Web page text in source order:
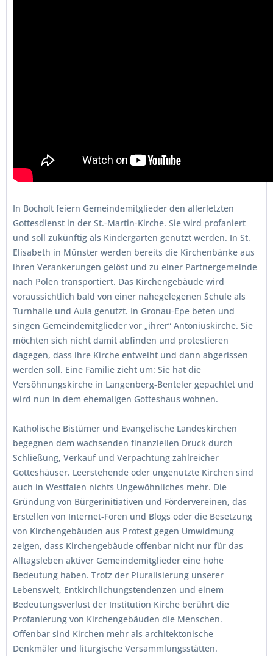
In Bocholt feiern Gemeindemitglieder den allerletzten
Gottesdienst in der St.-Martin-Kirche. Sie wird profaniert
und soll zukünftig als Kindergarten genutzt werden. In St.
Elisabeth in Münster werden bereits die Kirchenbänke aus
ihren Verankerungen gelöst und zu einer Partnergemeinde
nach Polen transportiert. Das Kirchengebäude wird
voraussichtlich bald von einer nahegelegenen Schule als
Turnhalle und Aula genutzt. In Gronau-Epe beten und
singen Gemeindemitglieder vor „ihrer“ Antoniuskirche. Sie
möchten sich nicht damit abfinden und protestieren
dagegen, dass ihre Kirche entweiht und dann abgerissen
werden soll. Eine Familie zieht um: Sie hat die
Versöhnungskirche in Langenberg-Benteler gepachtet und
wird nun in dem ehemaligen Gotteshaus wohnen.
Katholische Bistümer und Evangelische Landeskirchen
begegnen dem wachsenden finanziellen Druck durch
Schließung, Verkauf und Verpachtung zahlreicher
Gotteshäuser. Leerstehende oder ungenutzte Kirchen sind
auch in Westfalen nichts Ungewöhnliches mehr. Die
Gründung von Bürgerinitiativen und Fördervereinen, das
Erstellen von Internet-Foren und Blogs oder die Besetzung
von Kirchengebäuden aus Protest gegen Umwidmung
zeigen, dass Kirchengebäude offenbar nicht nur für das
Alltagsleben aktiver Gemeindemitglieder eine hohe
Bedeutung haben. Trotz der Pluralisierung unserer
Lebenswelt, Entkirchlichungstendenzen und einem
Bedeutungsverlust der Institution Kirche berührt die
Profanierung von Kirchengebäuden die Menschen.
Offenbar sind Kirchen mehr als architektonische
Denkmäler und liturgische Versammlungsstätten.